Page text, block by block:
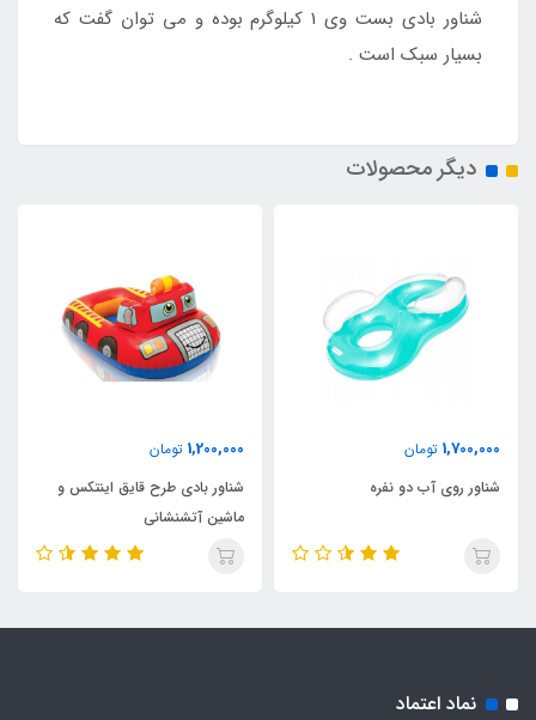
شناور بادی بست وی 1 کیلوگرم بوده و می توان گفت که
بسیار سبک است .
دیگر محصولات
1,700,000 تومان
شناور روی آب دو نفره
1,200,000 تومان
شناور بادی طرح قایق اینتکس و
ماشین آتشنشانی
نماد اعتماد